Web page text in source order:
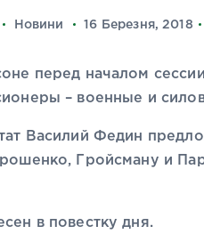
Новини 16 Березня, 2018
перед началом
– военные и
Василий Федин
Гройсману и
в повестку дня.